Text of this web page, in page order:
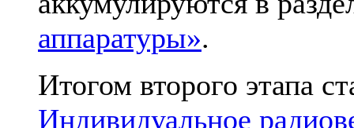
аппаратуры».
Итогом второго этапа
Индивидуальное